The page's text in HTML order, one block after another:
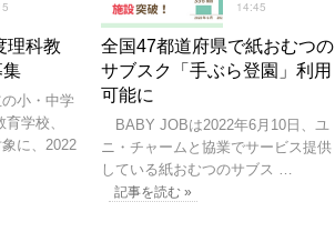
理科教
小・中学
学校、
に、2022
14:45
全国47都道府県で紙おむつの
サブスク「手ぶら登園」利用
可能に
BABY JOBは2022年6月10日、ユ
ニ・チャームと協業でサービス提供
している紙おむつのサブス …
記事を読む »